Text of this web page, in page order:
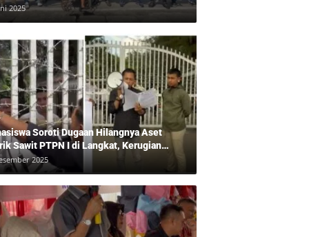
Kuasa Hukum, Hans Silalahi
Julita Cari Keadilan
2025
Soroti Dugaan Hilangnya Aset
Sawit PTPN I di Langkat, Kerugian
Ditaksir Rp20 Miliar
2025